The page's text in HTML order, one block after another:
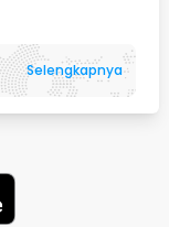
Selengkapnya